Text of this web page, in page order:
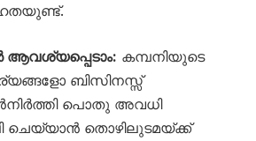
കമ്പനിയുടെ
ബിസിനസ്സ്
പൊതു അവധി
ചെയ്യാൻ തൊഴിലുടമയ്ക്ക്